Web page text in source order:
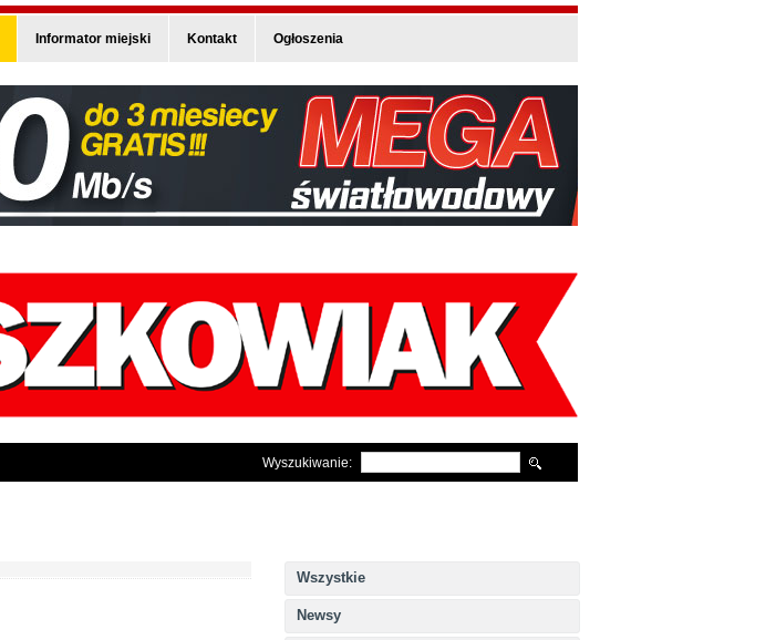
Informator miejski Kontakt Ogłoszenia
Wyszukiwanie:
Wszystkie
Newsy